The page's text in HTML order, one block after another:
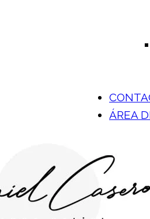
ÁREA